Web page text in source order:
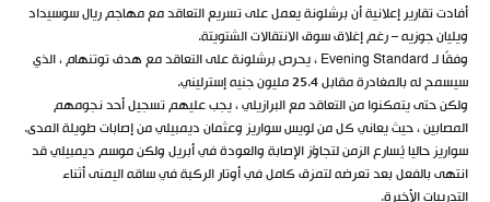
أفادت تقارير إعلانية أن برشلونة يعمل على تسريع التعاقد مع مهاجم ريال سوسيداد
ويليان جوزيه – رغم إغلاق سوق الانتقالات الشتويتة.
وفقًا لـ Evening Standard ، يحرص برشلونة على التعاقد مع هدف توتنهام ، الذي
سيسمح له بالمغادرة مقابل 25.4 مليون جنيه إسترليني.
ولكن حتى يتمكنوا من التعاقد مع البرازيلي ، يجب عليهم تسجيل أحد نجومهم
المصابين ، حيث يعاني كل من لويس سواريز وعثمان ديمبيلي من إصابات طويلة المدى.
سواريز حاليا يُسارع الزمن لتجاوُز الإصابة والعودة في أبريل ولكن موسم ديمبيلي قد
انتهى بالفعل بعد تعرضه لتمزق كامل في أوتار الركبة في ساقه اليمنى أثناء